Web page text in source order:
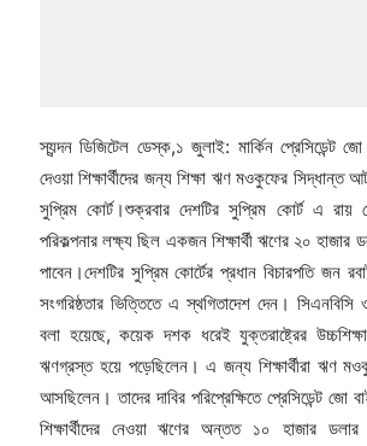
স্যন্দন ডিজিটেল ডেস্ক,১ জুলাই: মার্কিন প্রেসিডেন্ট
দেওয়া শিক্ষার্থীদের জন্য শিক্ষা ঋণ মওকুফের সিদ্ধান্ত
সুপ্রিম কোর্ট।শুক্রবার দেশটির সুপ্রিম কোর্ট এ রায়
পরিকল্পনার লক্ষ্য ছিল একজন শিক্ষার্থী ঋণের ২০
পাবেন।দেশটির সুপ্রিম কোর্টের প্রধান বিচারপতি জন
সংগরিষ্ঠতার ভিত্তিতে এ স্থগিতাদেশ দেন। সিএনবিসি ও
বলা হয়েছে, কয়েক দশক ধরেই যুক্তরাষ্ট্রের উচ্চশিক্ষা
ঋণগ্রস্ত হয়ে পড়েছিলেন। এ জন্য শিক্ষার্থীরা ঋণ
আসছিলেন। তাদের দাবির পরিপ্রেক্ষিতে প্রেসিডেন্ট জো
শিক্ষার্থীদের নেওয়া ঋণের অন্তত ১০ হাজার